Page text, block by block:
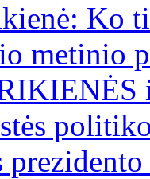
Ko
metinio